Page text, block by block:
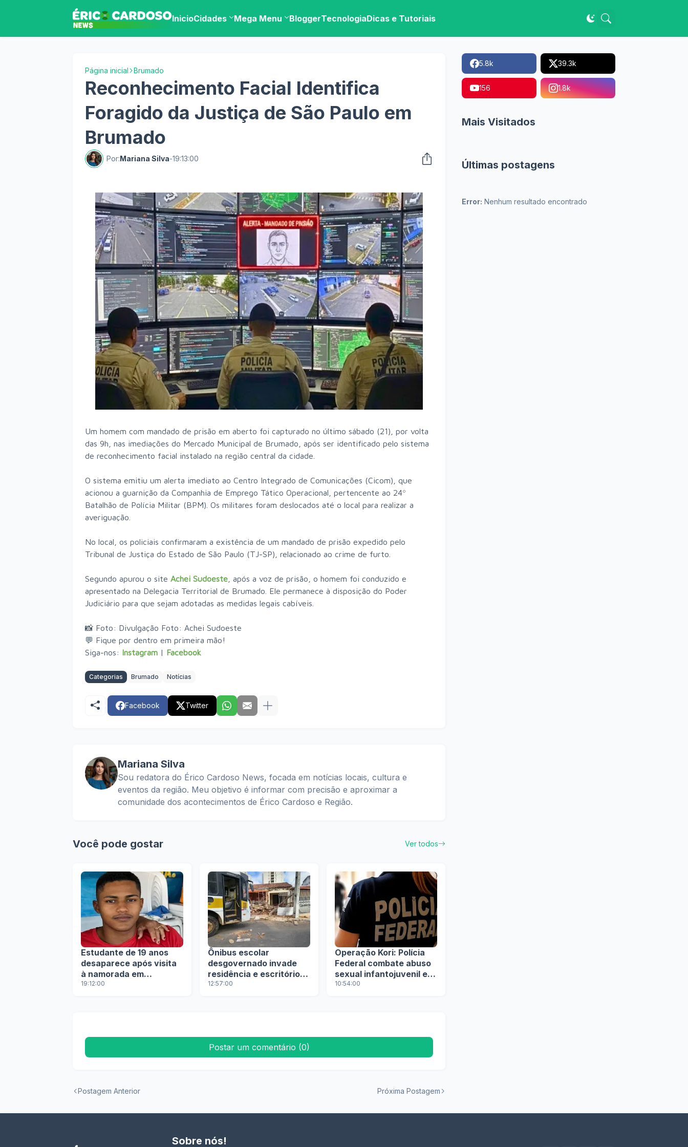
InicioCidades Mega Menu BloggerTecnologiaDicas e Tutoriais
Página inicial Brumado
Reconhecimento Facial Identifica
Foragido da Justiça de São Paulo em
Brumado
Por:Mariana Silva-19:13:00
Um homem com mandado de prisão em aberto foi capturado no último sábado (21), por volta
das 9h, nas imediações do Mercado Municipal de Brumado, após ser identificado pelo sistema
de reconhecimento facial instalado na região central da cidade.
O sistema emitiu um alerta imediato ao Centro Integrado de Comunicações (Cicom), que
acionou a guarnição da Companhia de Emprego Tático Operacional, pertencente ao 24º
Batalhão de Polícia Militar (BPM). Os militares foram deslocados até o local para realizar a
averiguação.
No local, os policiais confirmaram a existência de um mandado de prisão expedido pelo
Tribunal de Justiça do Estado de São Paulo (TJ-SP), relacionado ao crime de furto.
Segundo apurou o site Achei Sudoeste , após a voz de prisão, o homem foi conduzido e
apresentado na Delegacia Territorial de Brumado. Ele permanece à disposição do Poder
Judiciário para que sejam adotadas as medidas legais cabíveis.
📸 Foto: Divulgação Foto: Achei Sudoeste
💬 Fique por dentro em primeira mão!
Siga-nos: Instagram | Facebook
Categorias Brumado Notícias
Facebook Twitter
Mariana Silva
Sou redatora do Érico Cardoso News, focada em notícias locais, cultura e
eventos da região. Meu objetivo é informar com precisão e aproximar a
comunidade dos acontecimentos de Érico Cardoso e Região.
Você pode gostar Ver todos
Estudante de 19 anos
desaparece após visita
à namorada em
Livramento de Nossa
19:12:00
Ônibus escolar
desgovernado invade
residência e escritório
em Brumado
12:57:00
Operação Kori: Polícia
Federal combate abuso
sexual infantojuvenil em
Brumado
10:54:00
Postar um comentário (0)
Postagem Anterior Próxima Postagem
5.8k 39.3k
156 1.8k
Mais Visitados
Últimas postagens
Error: Nenhum resultado encontrado
Sobre nós!